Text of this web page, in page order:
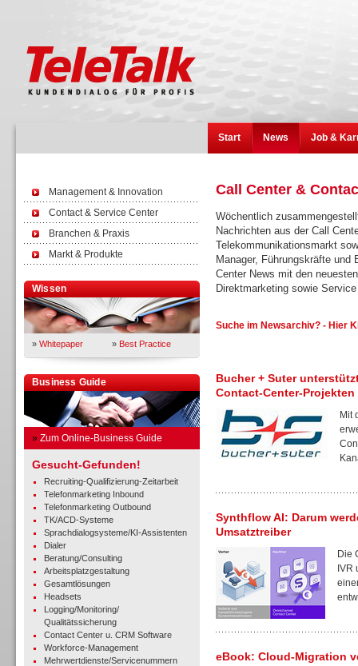
Start News Job &
Management & Innovation
Contact & Service Center
Branchen & Praxis
Markt & Produkte
Wissen
» Whitepaper » Best Practice
Business Guide
» Zum Online-Business Guide
Gesucht-Gefunden!
Recruiting-Qualifizierung-Zeitarbeit
Telefonmarketing Inbound
Telefonmarketing Outbound
TK/ACD-Systeme
Sprachdialogsysteme/KI-Assistenten
Dialer
Beratung/Consulting
Arbeitsplatzgestaltung
Gesamtlösungen
Headsets
Logging/Monitoring/
Qualitätssicherung
Contact Center u. CRM Software
Workforce-Management
Mehrwertdienste/Servicenummern
Call Center &
Wöchentlich
Nachrichten aus der Call
Telekommunikationsmarkt
Manager, Führungskräfte und
Center News mit den
Direktmarketing sowie
Suche im Newsarchiv? - Hier
Bucher + Suter
Contact-Center-Projekten
Mit
Synthflow AI: Darum
Umsatztreiber
Die
IVR
eBook: Cloud-Migration